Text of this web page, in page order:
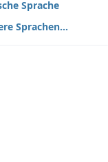
Sprache
Sprachen...